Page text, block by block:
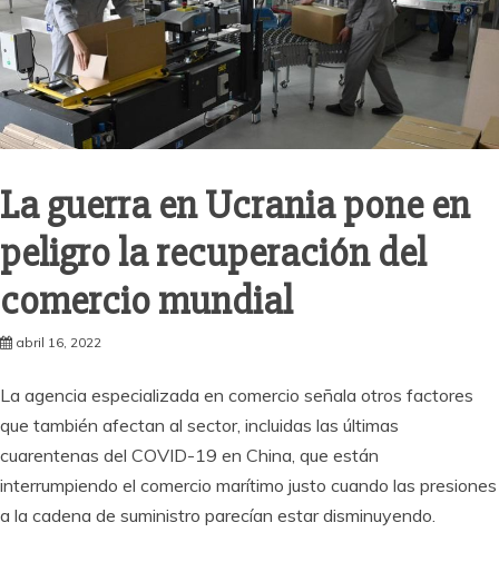
La guerra en Ucrania pone en
peligro la recuperación del
comercio mundial
abril 16, 2022
La agencia especializada en comercio señala otros factores
que también afectan al sector, incluidas las últimas
cuarentenas del COVID-19 en China, que están
interrumpiendo el comercio marítimo justo cuando las presiones
a la cadena de suministro parecían estar disminuyendo.